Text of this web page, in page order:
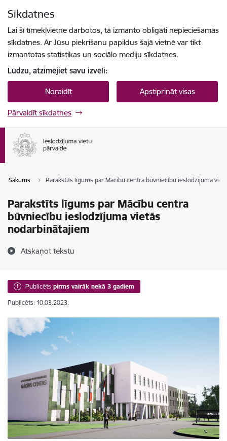
Sīkdatnes
Lai šī tīmekļvietne darbotos, tā izmanto obligāti nepieciešamās
sīkdatnes. Ar Jūsu piekrišanu papildus šajā vietnē var tikt
izmantotas statistikas un sociālo mediju sīkdatnes.
Lūdzu, atzīmējiet savu izvēli:
Noraidīt Apstiprināt visas
Pārvaldīt sīkdatnes
Sākums Parakstīts līgums par Mācību centra būvniecību ieslodzījuma
Parakstīts līgums par Mācību centra
būvniecību ieslodzījuma vietās
nodarbinātajiem
Atskaņot tekstu
Publicēts pirms vairāk nekā 3 gadiem
Publicēts: 10.03.2023.